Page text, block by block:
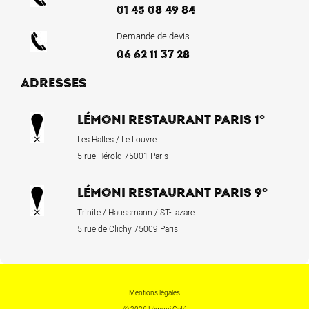
01 45 08 49 84
Demande de devis
06 62 11 37 28
ADRESSES
LÉMONI RESTAURANT PARIS 1°
Les Halles / Le Louvre
5 rue Hérold 75001 Paris
LÉMONI RESTAURANT PARIS 9°
Trinité / Haussmann / ST-Lazare
5 rue de Clichy 75009 Paris
Mentions légales